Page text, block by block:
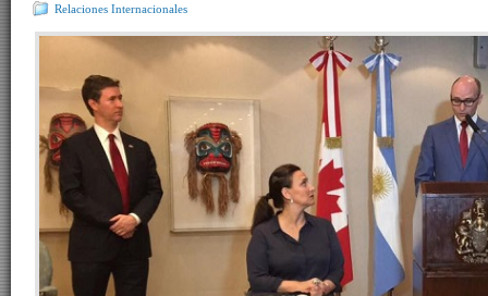
Relaciones Internacionales